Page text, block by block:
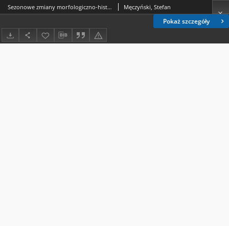
Pokaż szczegóły
Sezonowe zmiany morfologiczno-histologiczne narządów rozrodczych susła perełkowanego (Citellus suslicus Güldenstaedt, 1770). Część I. Narządy rozrodcze samców Męczyński, Stefan